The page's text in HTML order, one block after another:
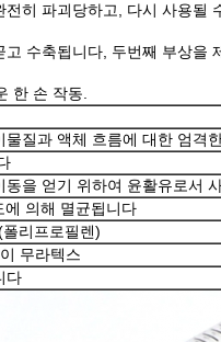
히 파괴당하고, 다시 사용될
수축됩니다, 두번째 부상을
한 손 작동.
질과 액체 흐름에 대한 엄격
을 얻기 위하여 윤활유로서
의해 멸균됩니다
리프로필렌)
무라텍스
다